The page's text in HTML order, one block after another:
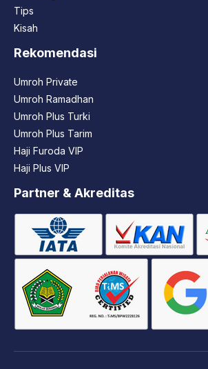
Tips
Kisah
Rekomendasi
Umroh Private
Umroh Ramadhan
Umroh Plus Turki
Umroh Plus Tarim
Haji Furoda VIP
Haji Plus VIP
Partner & Akreditas